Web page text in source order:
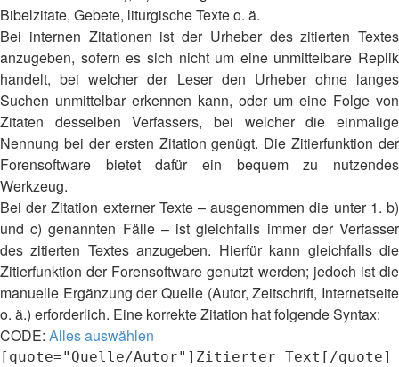
Bibelzitate, Gebete, liturgische Texte o. ä.
Bei internen Zitationen ist der Urheber des zitierten Textes
anzugeben, sofern es sich nicht um eine unmittelbare Replik
handelt, bei welcher der Leser den Urheber ohne langes
Suchen unmittelbar erkennen kann, oder um eine Folge von
Zitaten desselben Verfassers, bei welcher die einmalige
Nennung bei der ersten Zitation genügt. Die Zitierfunktion der
Forensoftware bietet dafür ein bequem zu nutzendes
Werkzeug.
Bei der Zitation externer Texte – ausgenommen die unter 1. b)
und c) genannten Fälle – ist gleichfalls immer der Verfasser
des zitierten Textes anzugeben. Hierfür kann gleichfalls die
Zitierfunktion der Forensoftware genutzt werden; jedoch ist die
manuelle Ergänzung der Quelle (Autor, Zeitschrift, Internetseite
o. ä.) erforderlich. Eine korrekte Zitation hat folgende Syntax:
CODE: Alles auswählen
[quote="Quelle/Autor"]Zitierter Text[/quote]